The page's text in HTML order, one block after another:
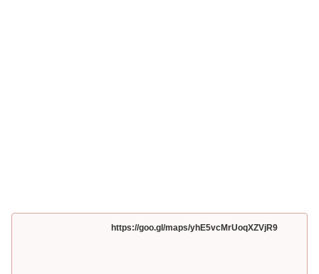
https://goo.gl/maps/yhE5vcMrUoqXZVjR9